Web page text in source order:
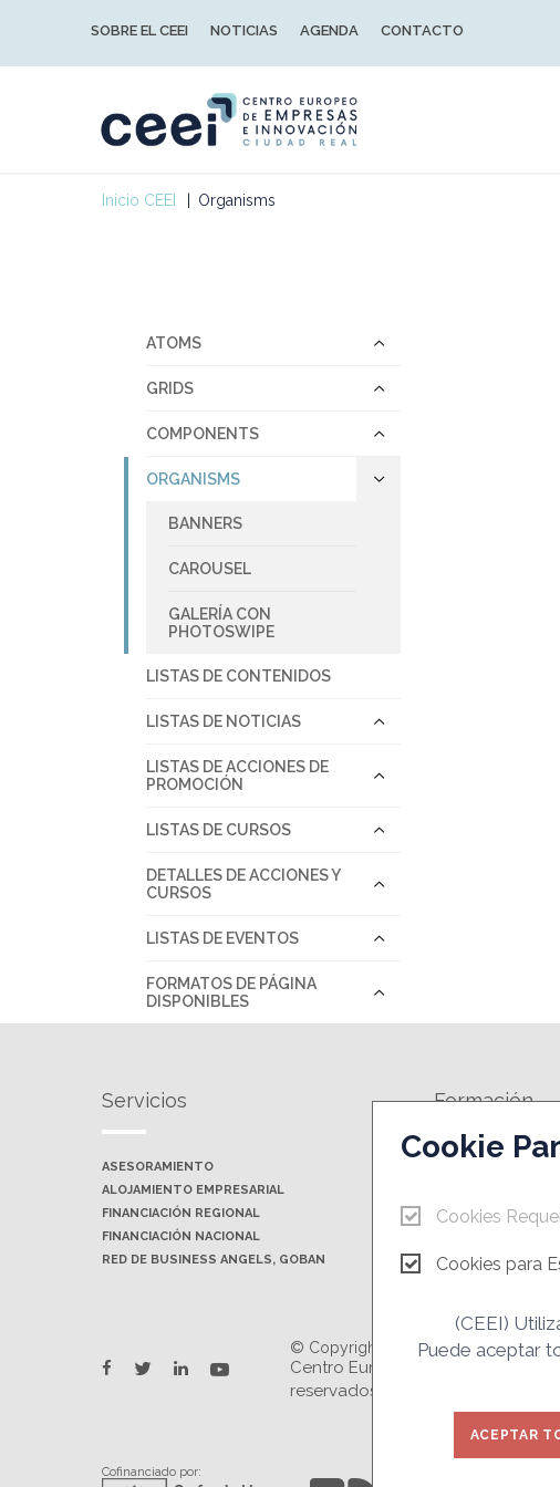
SOBRE EL CEEI NOTICIAS AGENDA CONTACTO
Inicio CEEI Organisms
ATOMS
GRIDS
COMPONENTS
ORGANISMS
BANNERS
CAROUSEL
GALERÍA CON
PHOTOSWIPE
LISTAS DE CONTENIDOS
LISTAS DE NOTICIAS
LISTAS DE ACCIONES DE
PROMOCIÓN
LISTAS DE CURSOS
DETALLES DE ACCIONES Y
CURSOS
LISTAS DE EVENTOS
FORMATOS DE PÁGINA
DISPONIBLES
Servicios
ASESORAMIENTO
ALOJAMIENTO EMPRESARIAL
FINANCIACIÓN REGIONAL
FINANCIACIÓN NACIONAL
RED DE BUSINESS ANGELS, GOBAN
Formación
facebook
twitterlinkedinyoutube
© Copyright 2026.
Centro Europeo de Empresas e
reservados. Prohibida la
Cofinanciado por:
Cookie
Cookies
Cookies para
(CEEI)
Puede aceptar
ACEPTAR